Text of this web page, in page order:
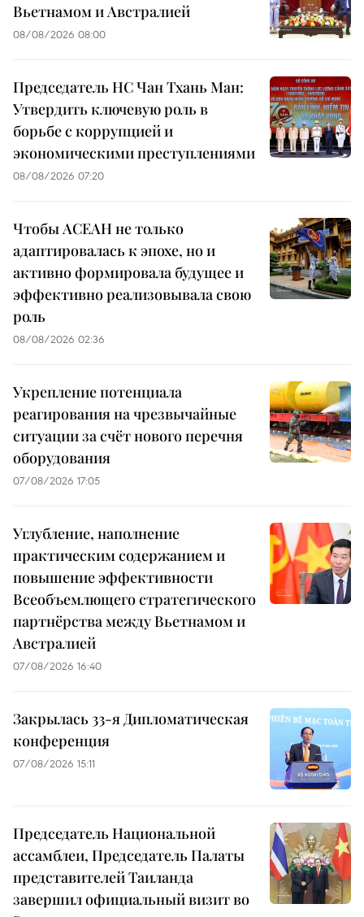
Вьетнамом и Австралией
08/08/2026 08:00
Председатель НС Чан Тхань Ман:
Утвердить ключевую роль в
борьбе с коррупцией и
экономическими преступлениями
08/08/2026 07:20
Чтобы АСЕАН не только
адаптировалась к эпохе, но и
активно формировала будущее и
эффективно реализовывала свою
роль
08/08/2026 02:36
Укрепление потенциала
реагирования на чрезвычайные
ситуации за счёт нового перечня
оборудования
07/08/2026 17:05
Углубление, наполнение
практическим содержанием и
повышение эффективности
Всеобъемлющего стратегического
партнёрства между Вьетнамом и
Австралией
07/08/2026 16:40
Закрылась 33-я Дипломатическая
конференция
07/08/2026 15:11
Председатель Национальной
ассамблеи, Председатель Палаты
представителей Таиланда
завершил официальный визит во